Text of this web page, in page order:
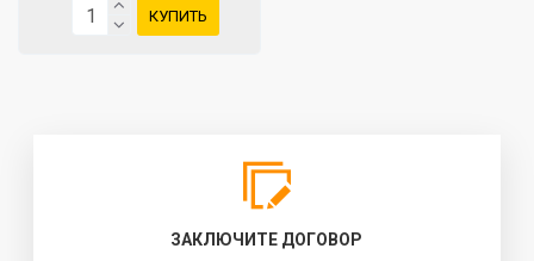
КУПИТЬ
ЗАКЛЮЧИТЕ ДОГОВОР